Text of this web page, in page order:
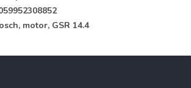
motor, GSR 14.4